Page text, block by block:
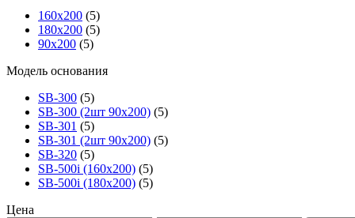
160х200 (5)
180х200 (5)
90х200 (5)
Модель основания
SB-300 (5)
SB-300 (2шт 90х200) (5)
SB-301 (5)
SB-301 (2шт 90х200) (5)
SB-320 (5)
SB-500i (160x200) (5)
SB-500i (180x200) (5)
Цена